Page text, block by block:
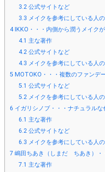
3.2 公式サイトなど
3.3 メイクを参考にしている人
4IKKO・・・内側から潤うメイクが
4.1 主な著作
4.2 公式サイトなど
4.3 メイクを参考にしている人
5MOTOKO・・・複数のファンデ
5.1 公式サイトなど
5.2 メイクを参考にしている人
6 イガリシノブ・・・ナチュラルな
6.1 主な著作
6.2 公式サイトなど
6.3 メイクを参考にしている人
7 嶋田ちあき（しまだ ちあき）・
7.1 主な著作